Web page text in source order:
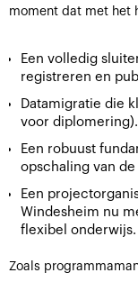
moment dat met het
Een volledig
registreren en
Datamigratie die
voor diplomering).
Een robuust
opschaling van
Een
Windesheim nu
flexibel onderwijs.
Zoals